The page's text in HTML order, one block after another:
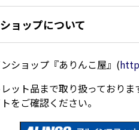
ョップについて
ショップ『ありんこ屋』(
ット品まで取り扱っており
をご確認ください。